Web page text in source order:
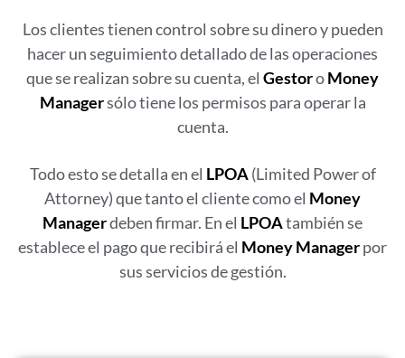
Los clientes tienen control sobre su dinero y pueden
hacer un seguimiento detallado de las operaciones
que se realizan sobre su cuenta, el GestoroMoney
Managersólo tiene los permisos para operar la
cuenta.
Todo esto se detalla en el LPOA(Limited Power of
Attorney) que tanto el cliente como el Money
Managerdeben firmar. En el LPOAtambién se
establece el pago que recibirá el Money Managerpor
sus servicios de gestión.